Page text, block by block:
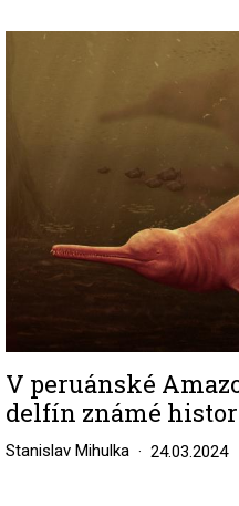
Image
V peruánské
delfín známé
Stanislav Mihulka 24.03.2024